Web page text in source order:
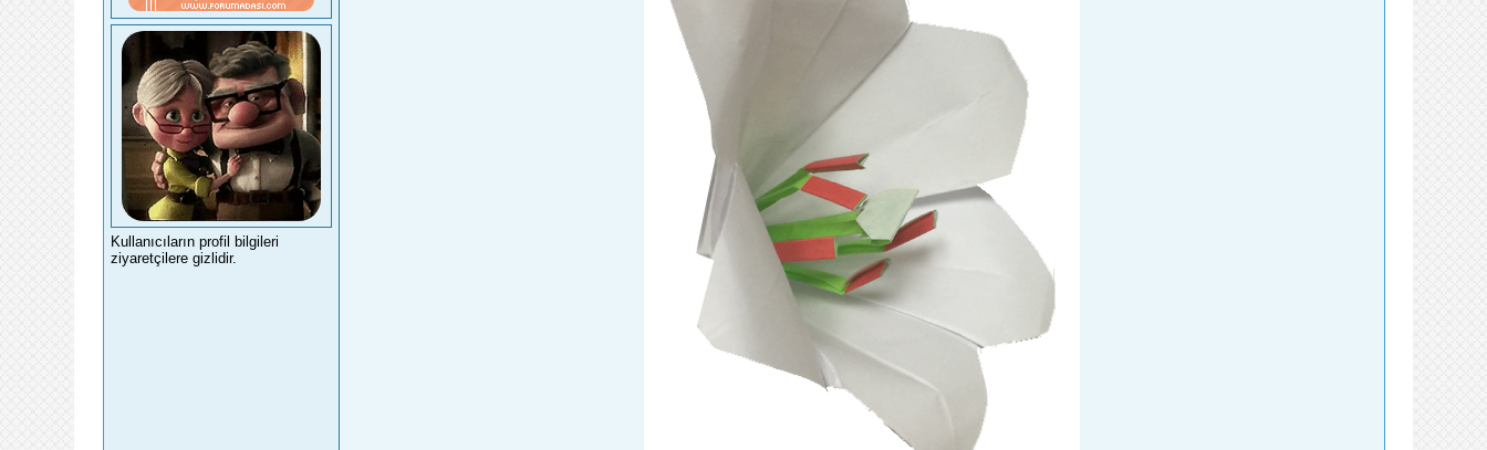
Kullanıcıların profil bilgileri
ziyaretçilere gizlidir.